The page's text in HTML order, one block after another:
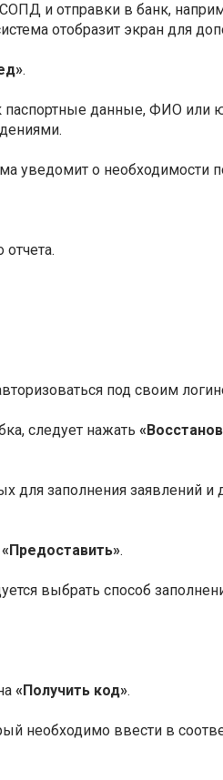
и отправки в банк,
отобразит экран для
.
данные, ФИО или
уведомит о необходимости
под своим
следует нажать
для заполнения заявлений
«Предоставить».
выбрать способ
«Получить код».
необходимо ввести в